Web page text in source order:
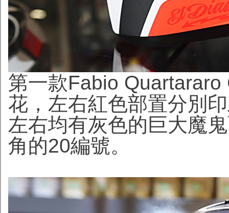
第一款Fabio
花，左右紅色部置分別
左右均有灰色的巨大魔
角的20編號。